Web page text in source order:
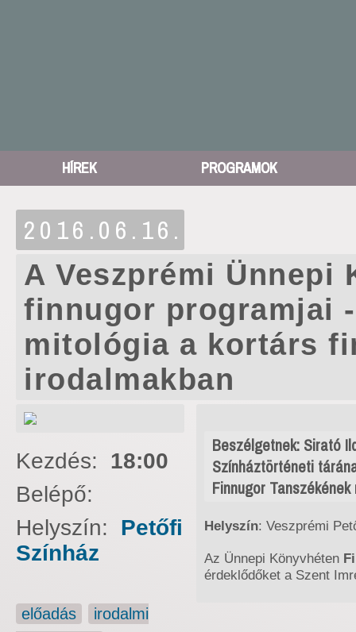
HÍREK PROGRAMOK
2016.06.16.
A Veszprémi Ünnepi
finnugor programjai
mitológia a kortárs
irodalmakban
Beszélgetnek: Sirató
Színháztörténeti
Finnugor
Helyszín: Veszprémi
Az Ünnepi Könyvhéten
érdeklődőket a Szent
Kezdés: 18:00
Belépő:
Helyszín:
Petőfi
Színház
előadás
irodalmi